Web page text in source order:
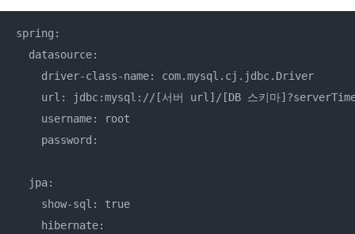
spring:
  datasource:
    driver-class-name: com.mysql.cj.jdbc.Driver
url: jdbc:mysql://[서버 url]/[DB 스키마
    username: root
    password:
  jpa:
    show-sql: true
    hibernate: